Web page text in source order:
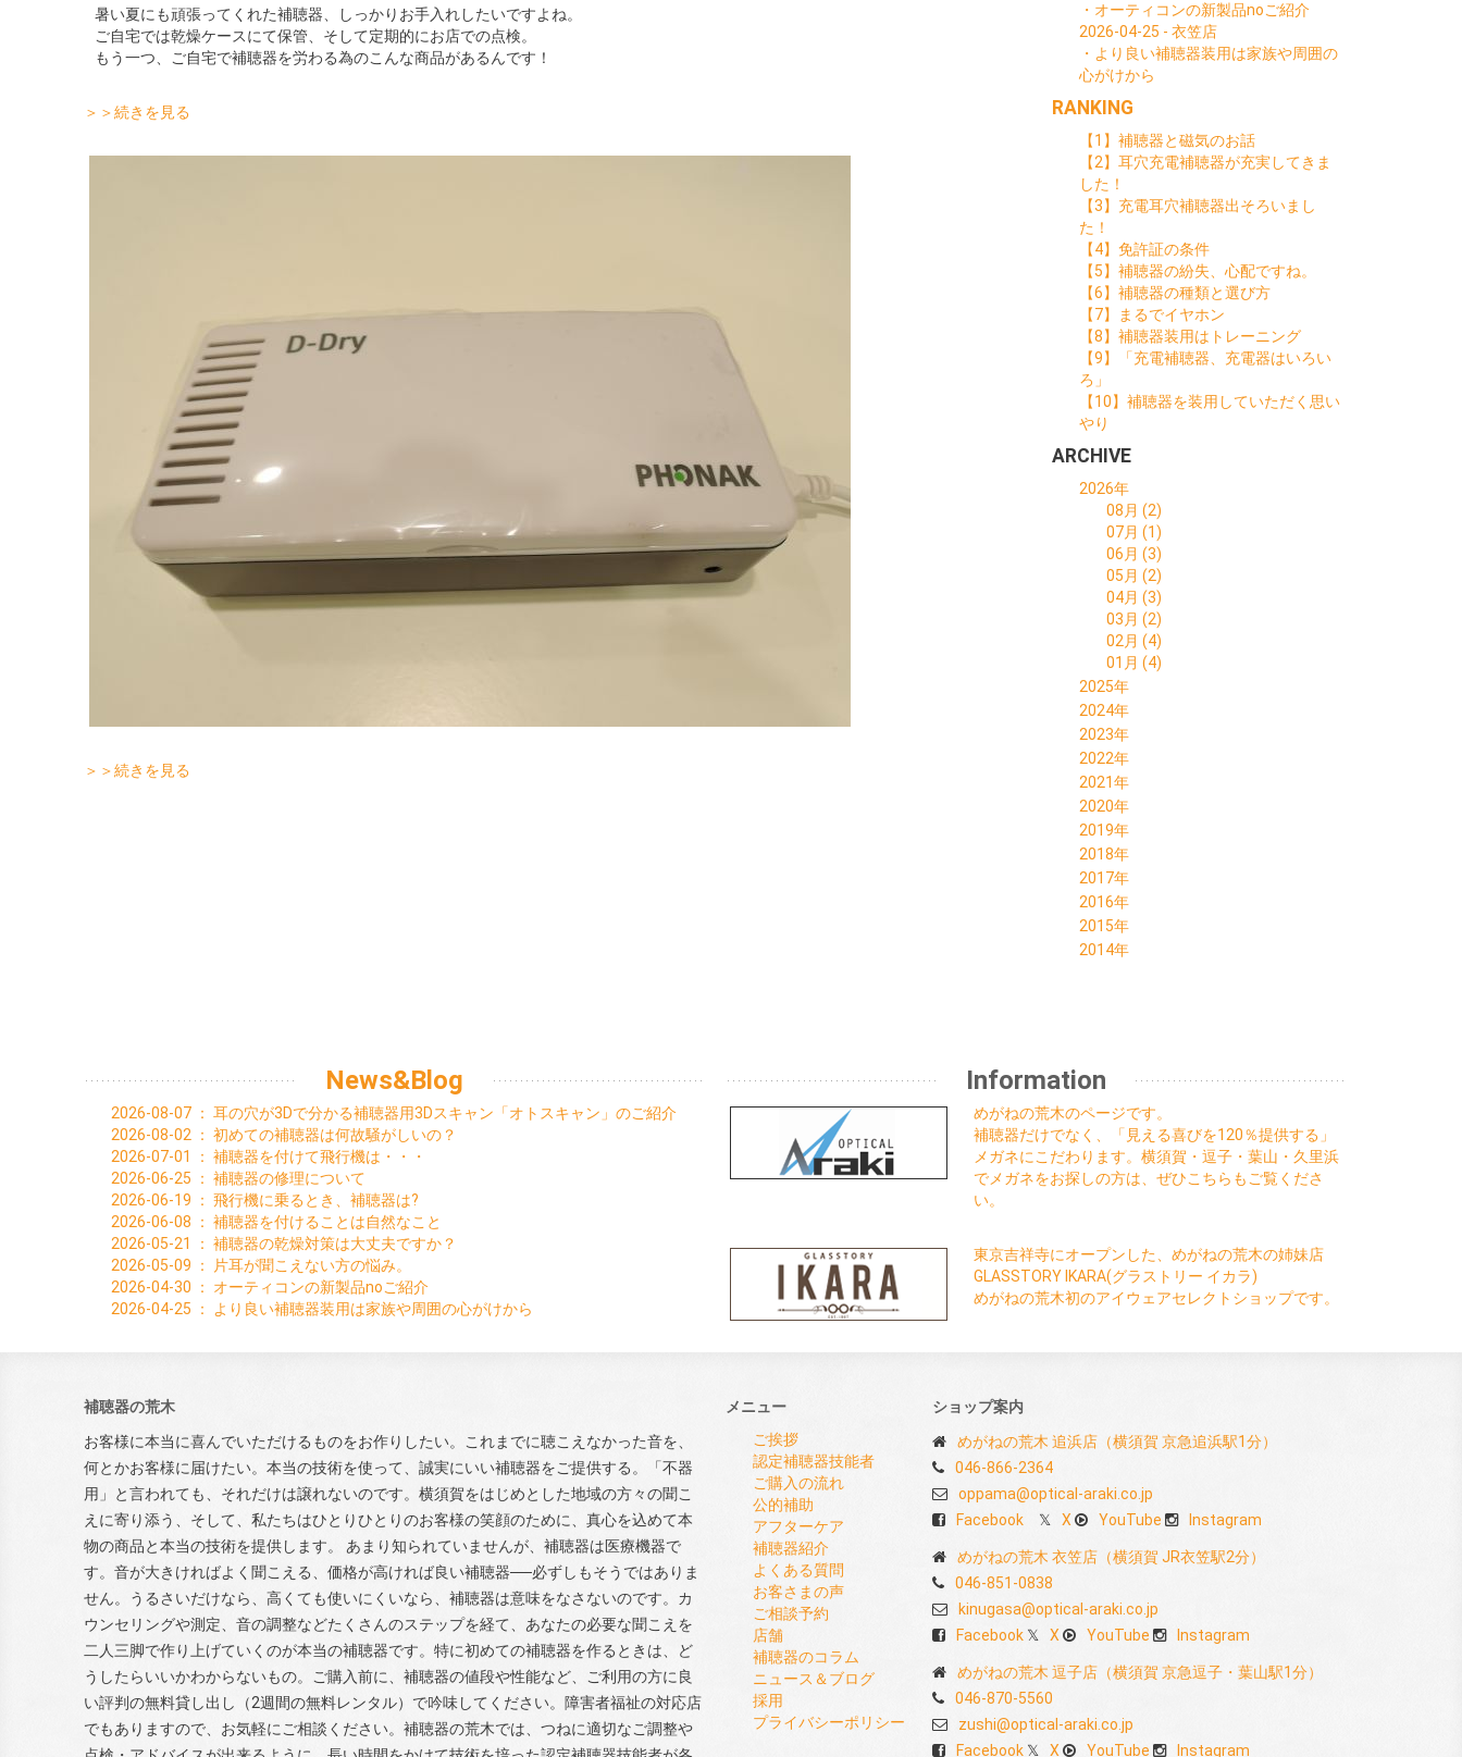
暑い夏にも頑張ってくれた補聴器、しっかりお手入れしたいですよね。
ご自宅では乾燥ケースにて保管、そして定期的にお店での点検。
もう一つ、ご自宅で補聴器を労わる為のこんな商品があるんです！
＞＞続きを見る
＞＞続きを見る
・オーティコンの新製品noご紹介
2026-04-25 - 衣笠店
・より良い補聴器装用は家族や周囲の
心がけから
RANKING
【1】補聴器と磁気のお話
【2】耳穴充電補聴器が充実してきま
した！
【3】充電耳穴補聴器出そろいまし
た！
【4】免許証の条件
【5】補聴器の紛失、心配ですね。
【6】補聴器の種類と選び方
【7】まるでイヤホン
【8】補聴器装用はトレーニング
【9】「充電補聴器、充電器はいろい
ろ」
【10】補聴器を装用していただく思い
やり
ARCHIVE
2026年
08月 (2)
07月 (1)
06月 (3)
05月 (2)
04月 (3)
03月 (2)
02月 (4)
01月 (4)
2025年
12月 (1)
11月 (4)
10月 (5)
09月 (3)
08月 (2)
07月 (1)
06月 (4)
05月 (3)
04月 (2)
03月 (4)
02月 (2)
01月 (5)
2024年
12月 (4)
11月 (4)
10月 (5)
09月 (2)
08月 (3)
07月 (4)
06月 (5)
05月 (3)
04月 (6)
03月 (4)
02月 (3)
2023年
12月 (3)
11月 (4)
10月 (4)
09月 (4)
08月 (5)
07月 (3)
06月 (6)
05月 (6)
04月 (6)
03月 (5)
2022年
12月 (10)
11月 (6)
10月 (5)
09月 (7)
08月 (7)
07月 (7)
06月 (6)
05月 (8)
04月 (5)
2021年
12月 (6)
11月 (5)
10月 (4)
09月 (7)
08月 (7)
07月 (5)
06月 (8)
05月 (12)
2020年
12月 (7)
11月 (6)
10月 (6)
09月 (5)
08月 (5)
07月 (6)
06月 (8)
2019年
12月 (7)
11月 (6)
10月 (9)
09月 (8)
08月 (8)
07月 (2)
2018年
12月 (4)
11月 (7)
10月 (3)
09月 (6)
08月 (4)
2017年
12月 (1)
10月 (1)
09月 (1)
2016年
12月 (4)
11月 (1)
01月 (4)
2015年
12月 (1)
01月 (1)
2014年
News&Blog
2026-08-07 ： 耳の穴が3Dで分かる補聴器用3Dスキャン「オトスキャン」のご紹介
2026-08-02 ： 初めての補聴器は何故騒がしいの？
2026-07-01
： 補聴器を付けて飛行機は・・・
2026-06-25 ： 補聴器の修理について
2026-06-19 ： 飛行機に乗るとき、補聴器は?
2026-06-08 ： 補聴器を付けることは自然なこと
2026-05-21
： 補聴器の乾燥対策は大丈夫ですか？
2026-05-09 ：
片耳が聞こえない方の悩み。
2026-04-30 ： オーティコンの新製品noご紹介
2026-04-25 ： より良い補聴器装用は家族や周囲の心がけから
Information
めがねの荒木のページです。
補聴器だけでなく、「見える喜びを120％提供する」
メガネにこだわります。横須賀・逗子・葉山・久里浜
でメガネをお探しの方は、ぜひこちらもご覧くださ
い。
東京吉祥寺にオープンした、めがねの荒木の姉妹店
GLASSTORY IKARA(グラストリー イカラ)
めがねの荒木初のアイウェアセレクトショップです。
補聴器の荒木
お客様に本当に喜んでいただけるものをお作りしたい。これまでに聴こえなかった音を、
何とかお客様に届けたい。本当の技術を使って、誠実にいい補聴器をご提供する。「不器
用」と言われても、それだけは譲れないのです。横須賀をはじめとした地域の方々の聞こ
えに寄り添う、そして、私たちはひとりひとりのお客様の笑顔のために、真心を込めて本
物の商品と本当の技術を提供します。 あまり知られていませんが、補聴器は医療機器で
す。音が大きければよく聞こえる、価格が高ければ良い補聴器──必ずしもそうではありま
せん。うるさいだけなら、高くても使いにくいなら、補聴器は意味をなさないのです。カ
ウンセリングや測定、音の調整などたくさんのステップを経て、あなたの必要な聞こえを
二人三脚で作り上げていくのが本当の補聴器です。特に初めての補聴器を作るときは、ど
うしたらいいかわからないもの。ご購入前に、補聴器の値段や性能など、ご利用の方に良
い評判の無料貸し出し（2週間の無料レンタル）で吟味してください。障害者福祉の対応店
でもありますので、お気軽にご相談ください。補聴器の荒木では、つねに適切なご調整や
メニュー
ご挨拶
認定補聴器技能者
ご購入の流れ
公的補助
アフターケア
補聴器紹介
よくある質問
お客さまの声
ご相談予約
店舗
補聴器のコラム
ニュース＆ブログ
採用
プライバシーポリシー
ショップ案内
めがねの荒木 追浜店（横須賀 京急追浜駅1分）
046-866-2364
oppama@optical-araki.co.jp
Facebook
X YouTube Instagram
めがねの荒木 衣笠店（横須賀 JR衣笠駅2分）
046-851-0838
kinugasa@optical-araki.co.jp
Facebook
X YouTube Instagram
めがねの荒木 逗子店（横須賀 京急逗子・葉山駅1分）
046-870-5560
zushi@optical-araki.co.jp
Facebook
X YouTube Instagram